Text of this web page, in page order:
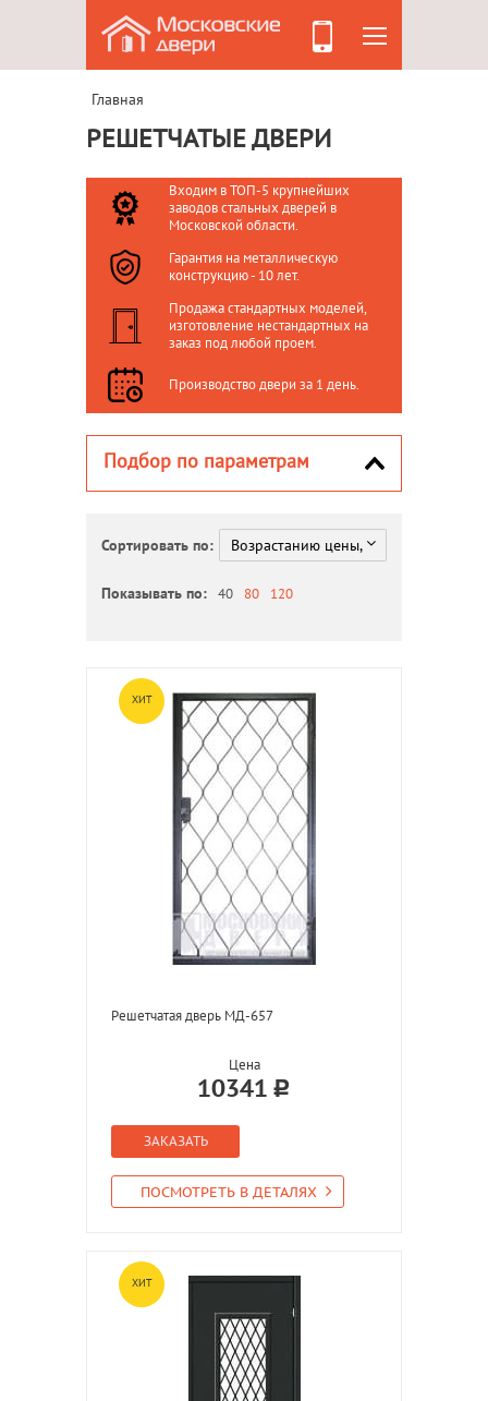
Главная
РЕШЕТЧАТЫЕ ДВЕРИ
Входим в ТОП-5 крупнейших
заводов стальных дверей в
Московской области.
Гарантия на металлическую
конструкцию - 10 лет.
Продажа стандартных моделей,
изготовление нестандартных на
заказ под любой проем.
Производство двери за 1 день.
Подбор по параметрам
Сортировать по:
Показывать по: 40 80 120
ХИТ
Решетчатая дверь МД-657
Цена
10341
ЗАКАЗАТЬ
ПОСМОТРЕТЬ В ДЕТАЛЯХ
ХИТ